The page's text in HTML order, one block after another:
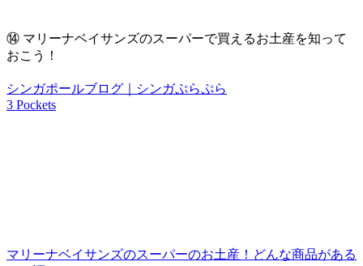
⑭ マリーナベイサンズのスーパーで買えるお土産を知って
おこう！
シンガポールブログ｜シンガぷらぷら
3 Pockets
マリーナベイサンズのスーパーのお土産！どんな商品がある